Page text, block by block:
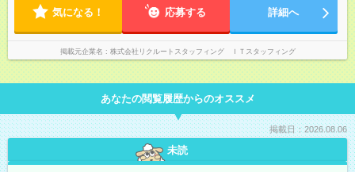
気になる！ 応募する 詳細へ
掲載元企業名 株式会社リクルートスタッフィング ＩＴスタッフィング
あなたの閲覧履歴からのオススメ
掲載日：2026.08.06
未読